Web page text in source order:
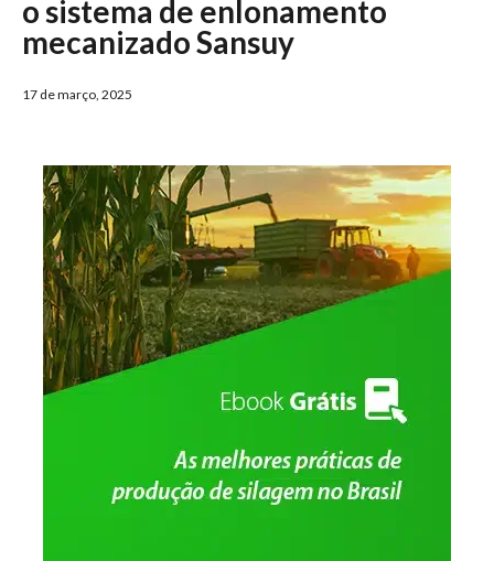
o sistema de enlonamento
mecanizado Sansuy
17 de março, 2025